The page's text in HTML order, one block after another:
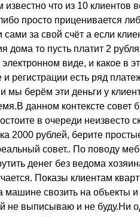
известно что из 10
просто приценивается
за свой счёт а если
дома то пусть платит 2
виде, и какое в
и регистрации есть ряд
мы берём эти деньги у
данном контексте совет
в очереди неизвесто
2000 рублей, берите
совет.. По поводу
денег без ведома
Показы клиентам
машине свозить на объекты
не выписываю и не буду.Ни